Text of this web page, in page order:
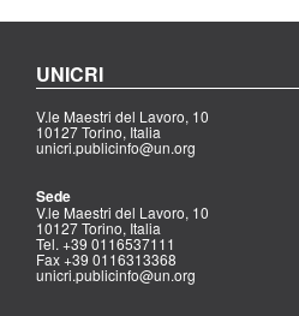
UNICRI
V.le Maestri del Lavoro, 10
10127 Torino, Italia
unicri.publicinfo@un.org
Sede
V.le Maestri del Lavoro, 10
10127 Torino, Italia
Tel. +39 0116537111
Fax +39 0116313368
unicri.publicinfo@un.org